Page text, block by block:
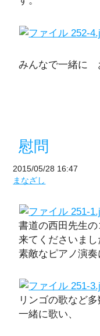
みんなで一緒に
慰問
2015/05/28 16:47
まなざし
書道の西田先生
来てくださいまし
素敵なピアノ演
リンゴの歌など
一緒に歌い、